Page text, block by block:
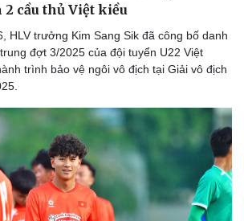
2 cầu thủ Việt kiều
HLV trưởng Kim Sang Sik đã công bố danh
đợt 3/2025 của đội tuyển U22 Việt
trình bảo vệ ngôi vô địch tại Giải vô địch